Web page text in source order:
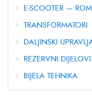
E-SCOOTER —
TRANSFORMATORI
DALJINSKI
REZERVNI
BIJELA TEHNIKA